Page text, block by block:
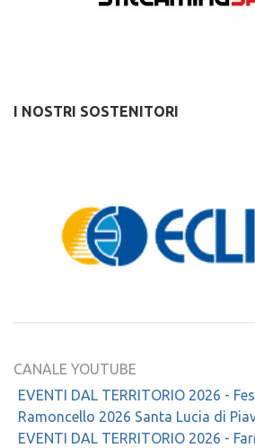
I NOSTRI SOSTENITORI
CANALE YOUTUBE
EVENTI DAL TERRITORIO 2026 -
Ramoncello 2026 Santa Lucia di
EVENTI DAL TERRITORIO 2026 -